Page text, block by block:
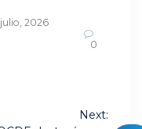
2026
0
Next: